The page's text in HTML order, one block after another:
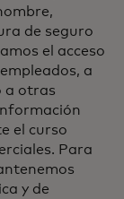
de seguro
el acceso
a
a otras
el curso
Para
y de